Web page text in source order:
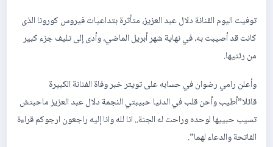
توفيت اليوم الفنانة دلال عبد العزيز، متأثرة بتداعيات فيروس كورونا الذى
كانت قد أصيبت به، في نهاية شهر أبريل الماضي، وأدى إلى تليف جزء كبير
من رئتيها.
وأعلن رامي رضوان في حسابه على تويتر خبر وفاة الفنانة الكبيرة
قائلا”أطيب وأحن قلب في الدنيا حبيبتي النجمة دلال عبد العزيز ماحبتش
تسيب حبيبها لوحده وراحت له الجنة.. انا لله وانا إليه راجعون ارجوكم قراءة
الفاتحة والدعاء لهما”.